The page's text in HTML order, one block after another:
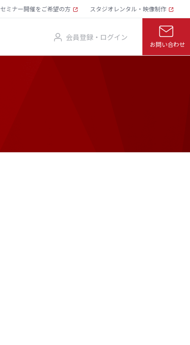
セミナー開催をご希望の方 スタジオレンタル・映像制作
会員登録・ログイン
お問い合わせ